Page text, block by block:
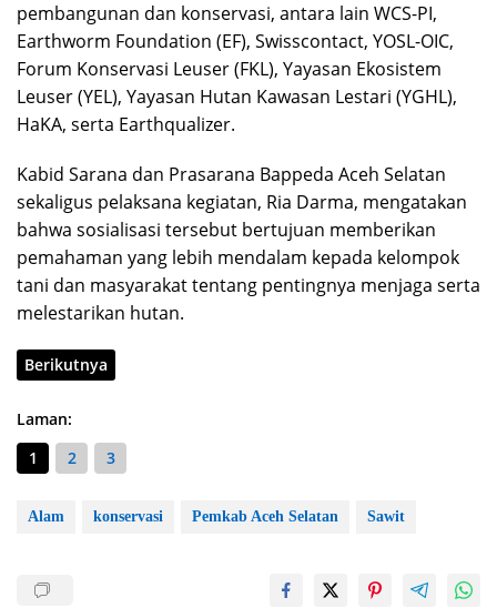
pembangunan dan konservasi, antara lain WCS-PI,
Earthworm Foundation (EF), Swisscontact, YOSL-OIC,
Forum Konservasi Leuser (FKL), Yayasan Ekosistem
Leuser (YEL), Yayasan Hutan Kawasan Lestari (YGHL),
HaKA, serta Earthqualizer.
Kabid Sarana dan Prasarana Bappeda Aceh Selatan
sekaligus pelaksana kegiatan, Ria Darma, mengatakan
bahwa sosialisasi tersebut bertujuan memberikan
pemahaman yang lebih mendalam kepada kelompok
tani dan masyarakat tentang pentingnya menjaga serta
melestarikan hutan.
Berikutnya
Laman:
1
2 3
Alam konservasi Pemkab Aceh Selatan Sawit